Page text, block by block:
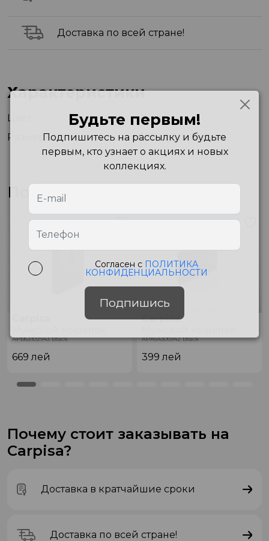
Доставка по всей стране!
Характеристики
Цвет
Black
Размеры
11.50x9.00x0.60 см
Похожие товары
APB63102943 Black
669лей
Carpisa
APA64306942 Black
399лей
Почему стоит заказывать на
Carpisa?
Доставка в кратчайшие сроки
Доставка по всей стране!
Будьте первым!
Подпишитесь на рассылку и будьте
первым, кто узнает о акциях и новых
коллекциях.
Согласен с ПОЛИТИКА
КОНФИДЕНЦИАЛЬНОСТИ
Подпишись